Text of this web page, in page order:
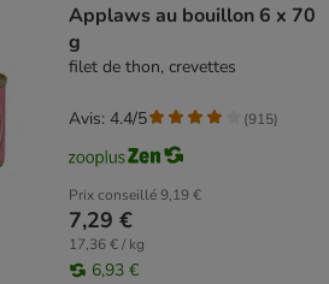
Applaws au bouillon 6 x 70
g
filet de thon, crevettes
Prix conseillé9,19 €
7,29 €
17,36 € / kg
6,93 €
Avis: 4.4/5 (915)